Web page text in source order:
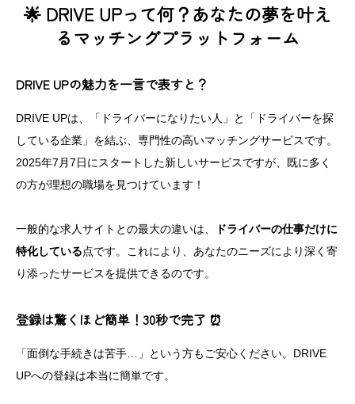
🌟 DRIVE UPって何？あなたの夢を叶え
るマッチングプラットフォーム
DRIVE UPの魅力を一言で表すと？
DRIVE UPは、「ドライバーになりたい人」と「ドライバーを探
している企業」を結ぶ、専門性の高いマッチングサービスです。
2025年7月7日にスタートした新しいサービスですが、既に多く
の方が理想の職場を見つけています！
一般的な求人サイトとの最大の違いは、
ドライバーの仕事だけに
特化している点です。これにより、あなたのニーズにより深く寄
り添ったサービスを提供できるのです。
登録は驚くほど簡単！30秒で完了 ⏰
「面倒な手続きは苦手…」という方もご安心ください。DRIVE
UPへの登録は本当に簡単です。